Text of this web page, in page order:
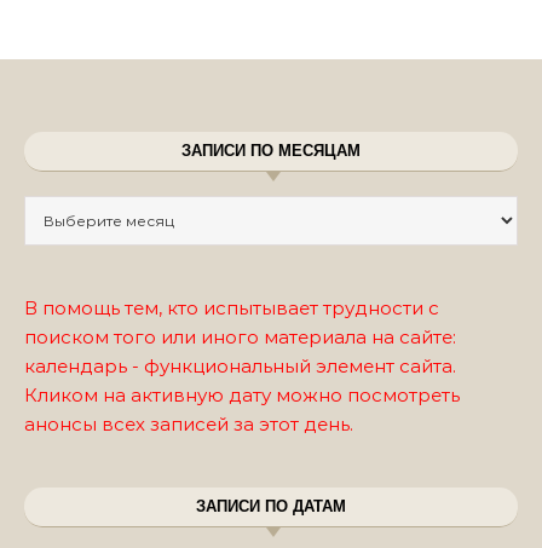
ЗАПИСИ ПО МЕСЯЦАМ
В помощь тем, кто испытывает трудности с
поиском того или иного материала на сайте:
календарь - функциональный элемент сайта.
Кликом на активную дату можно посмотреть
анонсы всех записей за этот день.
ЗАПИСИ ПО ДАТАМ